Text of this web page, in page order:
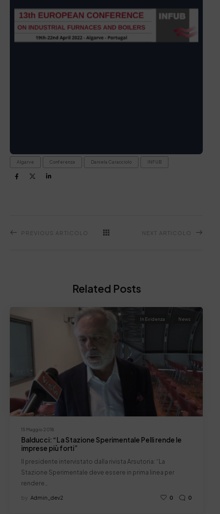
Algarve Conferenza Daniela Caracciolo INFUB
PREVIOUS ARTICOLO NEXT ARTICOLO
Related Posts
15 Maggio 2018
In Evidenza News
Balducci: “La Stazione Sperimentale Pelli rende le
imprese più forti”
Il presidente intervistato dalla rivista Arsutoria: “La
Stazione Sperimentale deve essere in prima linea per
rendere…
by Admin_dev2 0 0